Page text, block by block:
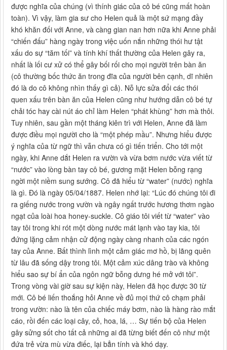
được nghĩa của chúng (vì thính giác của cô bé cũng mất hoàn
toàn). Vì vậy, làm gia sư cho Helen quả là một sứ mạng đầy
khó khăn đối với Anne, và càng gian nan hơn nữa khi Anne phải
“chiến đấu” hàng ngày trong việc uốn nắn những thói hư tật
xấu do sự “tăm tối” và tính khí thất thường của Helen gây ra,
nhất là lối cư xử có thể gây bối rối cho mọi người trên bàn ăn
(cô thường bốc thức ăn trong đĩa của người bên cạnh, dĩ nhiên
đó là do cô không nhìn thấy gì cả). Nỗ lực sửa đổi các thói
quen xấu trên bàn ăn của Helen cũng như hướng dẫn cô bé tự
chải tóc hay cài nút áo chỉ làm Helen “phát khùng” hơn mà thôi.
Tuy nhiên, sau gần một tháng kiên trì với Helen, Anne đã làm
được điều mọi người cho là “một phép mầu”. Nhưng hiểu được
ý nghĩa của từ ngữ thì vẫn chưa có gì tiến triển. Cho tới một
ngày, khi Anne dắt Helen ra vườn và vừa bơm nước vừa viết từ
“nước” vào lòng bàn tay cô bé, gương mặt Helen bỗng rạng
ngời một niềm sung sướng. Cô đã hiểu từ “water” (nước) nghĩa
là gì. Đó là ngày 05/04/1887. Helen nhớ lại: “Lúc đó chúng tôi đi
ra giếng nước trong vườn và ngây ngất trước hương thơm ngào
ngạt của loài hoa honey-suckle. Cô giáo tôi viết từ “water” vào
tay tôi trong khi rót một dòng nước mát lạnh vào tay kia, tôi
đứng lặng cảm nhận cử động ngày càng nhanh của các ngón
tay của Anne. Bất thình lình một cảm giác mơ hồ, bị lãng quên
từ lâu đã sống dậy trong tôi. Một cảm xúc dâng trào và không
hiểu sao sự bí ẩn của ngôn ngữ bỗng dưng hé mở với tôi”.
Trong vòng vài giờ sau sự kiện này, Helen đã học được 30 từ
mới. Cô bé liến thoắng hỏi Anne về đủ mọi thứ cô chạm phải
trong vườn: nào là tên của chiếc máy bơm, nào là hàng rào mắt
cáo, rồi đến các loại cây, cỏ, hoa, lá, … Sự tiến bộ của Helen
gây sửng sốt cho tất cả những ai đã từng biết đến cô như một
đứa trẻ vừa mù vừa điếc, lại bẳn tính và khó dạy.